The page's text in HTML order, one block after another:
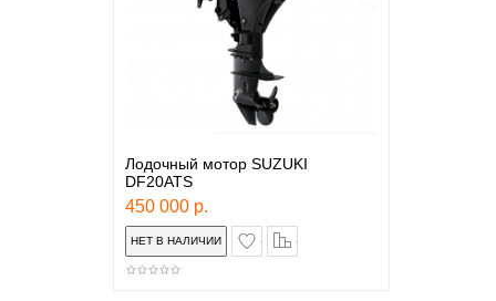
Лодочный мотор SUZUKI
DF20ATS
450 000 р.
в закладки